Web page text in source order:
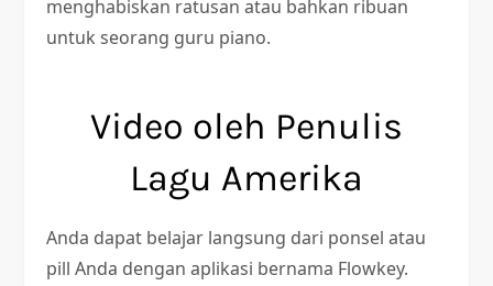
menghabiskan ratusan atau bahkan ribuan
untuk seorang guru piano.
Video oleh Penulis
Lagu Amerika
Anda dapat belajar langsung dari ponsel atau
pill Anda dengan aplikasi bernama Flowkey.